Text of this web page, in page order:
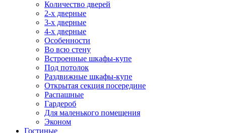
Количество дверей
2-х дверные
3-х дверные
4-х дверные
Особенности
Во всю стену
Встроенные шкафы-купе
Под потолок
Раздвижные шкафы-купе
Открытая секция посередине
Распашные
Гардероб
Для маленького помещения
Эконом
Гостиные